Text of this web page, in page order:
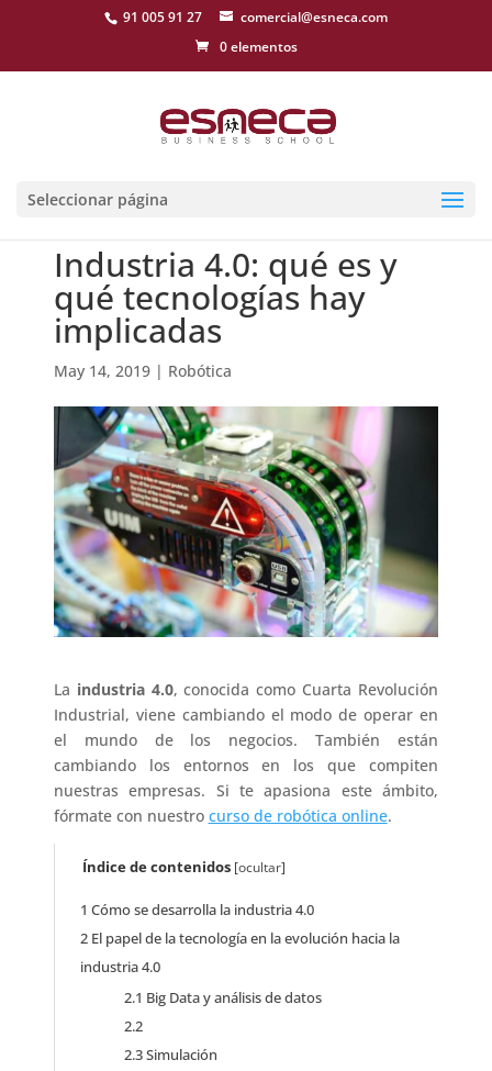
91 005 91 27
comercial@esneca.com
0 elementos
Seleccionar página
Industria 4.0: qué es y
qué tecnologías hay
implicadas
May 14, 2019| Robótica
La industria 4.0, conocida como Cuarta Revolución
Industrial, viene cambiando el modo de operar en
el mundo de los negocios. También están
cambiando los entornos en los que compiten
nuestras empresas. Si te apasiona este ámbito,
fórmate con nuestro curso de robótica online.
Índice de contenidos [ocultar]
1 Cómo se desarrolla la industria 4.0
2El papel de la tecnología en la evolución hacia la
industria 4.0
2.1 Big Data y análisis de datos
2.2
2.3Simulación